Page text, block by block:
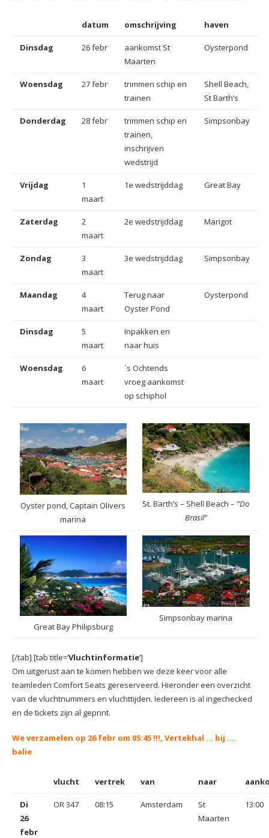
datum omschrijving haven
Dinsdag 26 febr
aankomst St
Maarten
Oysterpond
Woensdag 27 febr
trimmen schip en
trainen
Shell Beach,
St Barth’s
Donderdag 28 febr
trimmen schip en
trainen,
inschrijven
wedstrijd
Simpsonbay
Vrijdag
1
maart
1e wedstrijddag Great Bay
Zaterdag
2
maart
2e wedstrijddag Marigot
Zondag
3
maart
3e wedstrijddag Simpsonbay
Maandag
4
maart
Terug naar
Oyster Pond
Oysterpond
Dinsdag
5
maart
Inpakken en
naar huis
Woensdag
6
maart
´s Ochtends
vroeg aankomst
op schiphol
Oyster pond, Captain Olivers
marina
St. Barth’s – Shell Beach – “Do
Brasil”
Great Bay Philipsburg
Simpsonbay marina
[/tab] [tab title=’Vluchtinformatie‘]
Om uitgerust aan te komen hebben we deze keer voor alle
teamleden Comfort Seats gereserveerd. Hieronder een overzicht
van de vluchtnummers en vluchttijden. Iedereen is al ingechecked
en de tickets zijn al geprint.
We verzamelen op 26 febr om 05:45 !!!, Vertekhal … bij ….
balie
vlucht vertrek van naar
Di
26
febr
OR 347 08:15 Amsterdam
St
Maarten
13:00